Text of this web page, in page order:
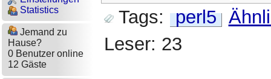
Statistics
Jemand zu
Hause?
0 Benutzer online
12 Gäste
Tags: perl5
Leser: 23